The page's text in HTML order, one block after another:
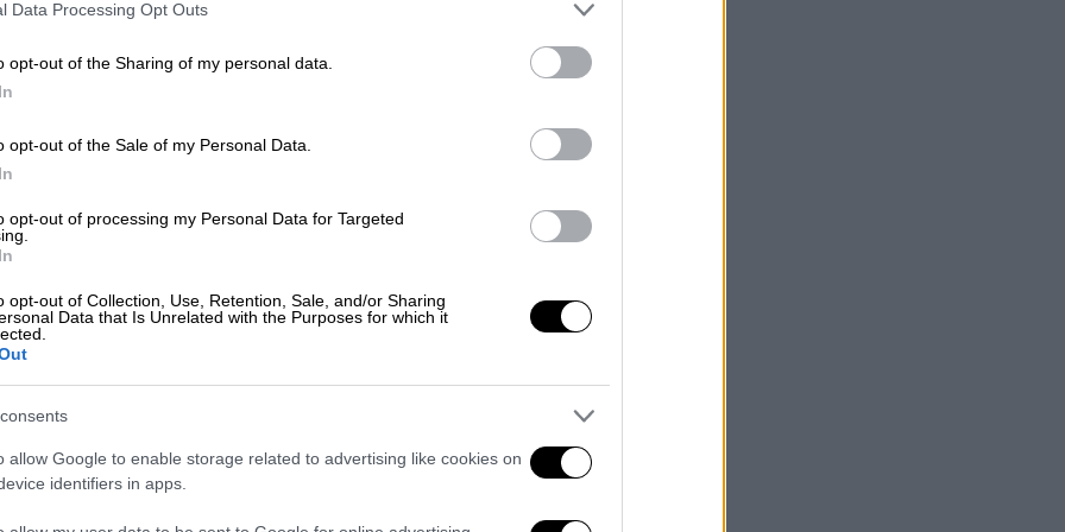
Data Processing Opt Outs
opt-out of the Sharing of my personal data.
opt-out of the Sale of my Personal Data.
opt-out of processing my Personal Data for Targeted
opt-out of Collection, Use, Retention, Sale, and/or Sharing
Data that Is Unrelated with the Purposes for which it
allow Google to enable storage related to advertising like cookies on
identifiers in apps.
το ΕΘΝΟΣ στη Google
σε 71.000 φορολογούμενους που είχαν
τα είχαν δηλώσει
Αρχή Δημοσίων Εσόδων (ΑΑΔΕ)
στηνκαταβολή φόρουσυνολικού ύψους
στα εισοδήματα που δεν είχαν
αναφέρουν αρμόδιες πηγές,
από 155.000 τέτοιες
που είχαν λάβει αναδρομικά.